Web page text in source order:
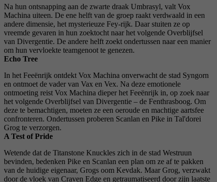
Na hun ontsnapping aan de zwarte draak Umbrasyl, valt Vox
Machina uiteen. De ene helft van de groep raakt verdwaald in een
andere dimensie, het mysterieuze Fey-rijk. Daar stuiten ze op
vreemde gevaren in hun zoektocht naar het volgende Overblijfsel
van Divergentie. De andere helft zoekt ondertussen naar een manier
om hun vervloekte teamgenoot te genezen.
Echo Tree
In het Feeënrijk ontdekt Vox Machina onverwacht de stad Syngorn
en ontmoet de vader van Vax en Vex. Na deze emotionele
ontmoeting reist Vox Machina dieper het Feeënrijk in, op zoek naar
het volgende Overblijfsel van Divergentie – de Fenthrasboog. Om
deze te bemachtigen, moeten ze een oeroude en machtige aartsfee
confronteren. Ondertussen proberen Scanlan en Pike in Tal'dorei
Grog te verzorgen.
A Test of Pride
Wetende dat de Titanstone Knuckles zich in de stad Westruun
bevinden, bedenken Pike en Scanlan een plan om ze af te pakken
van de huidige eigenaar, Grogs oom Kevdak. Maar Grog, verzwakt
door de vloek van Craven Edge en getraumatiseerd door zijn laatste